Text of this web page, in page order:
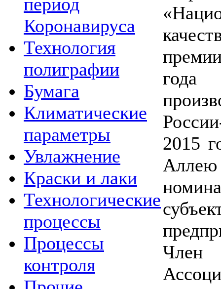
Коронавируса
Технология
полиграфии
Бумага
Климатические
параметры
Увлажнение
Краски и лаки
Технологические
процессы
Процессы
контроля
2015